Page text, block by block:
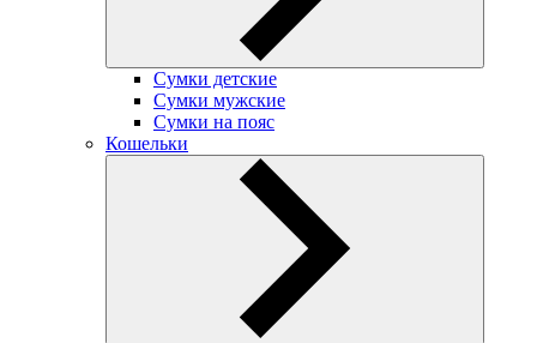
Сумки детские
Сумки мужские
Сумки на пояс
Кошельки